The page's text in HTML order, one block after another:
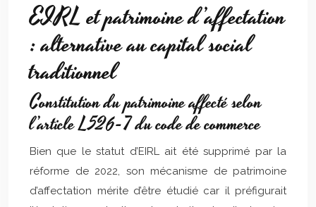
EIRL et patrimoine d’affectation
: alternative au capital social
traditionnel
Constitution du patrimoine affecté selon
l’article L526-7 du code de commerce
Bien que le statut d’EIRL ait été supprimé par la
réforme de 2022, son mécanisme de patrimoine
d’affectation mérite d’être étudié car il préfigurait